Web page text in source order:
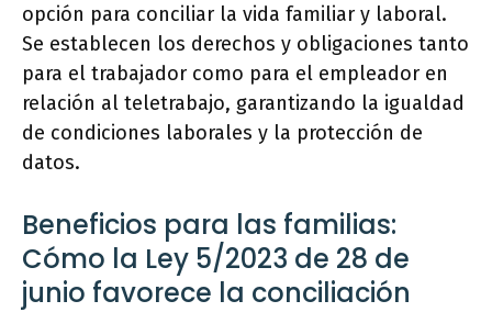
opción para conciliar la vida familiar y laboral.
Se establecen los derechos y obligaciones tanto
para el trabajador como para el empleador en
relación al teletrabajo, garantizando la igualdad
de condiciones laborales y la protección de
datos.
Beneficios para las familias:
Cómo la Ley 5/2023 de 28 de
junio favorece la conciliación